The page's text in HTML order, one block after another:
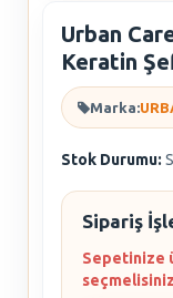
Urban
Keratin
Marka:
Stok Durumu:
Sipariş
Sepetinize